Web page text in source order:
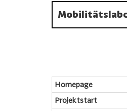
Homepage
Projektstart